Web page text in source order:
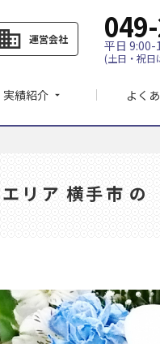
business 運営会社 平日 9:00-
(土日・祝
実績紹介 arrow_drop_down よく
エリア 横手市 の